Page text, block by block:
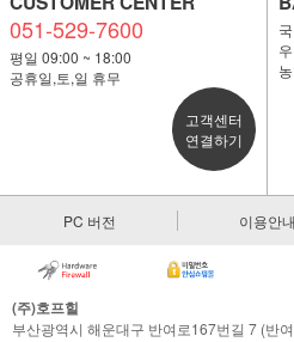
051-529-7600
평일 09:00 ~ 18:00
공휴일,토,일 휴무
고객센터
연결하기
PC 버전 이용안내
(주)호프힐
부산광역시 해운대구 반여로167번길 7 (반